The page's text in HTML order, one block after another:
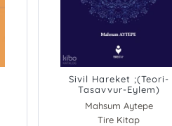
Sivil Hareket ;(Teori-
Tasavvur-Eylem)
Mahsum Aytepe
Tire Kitap